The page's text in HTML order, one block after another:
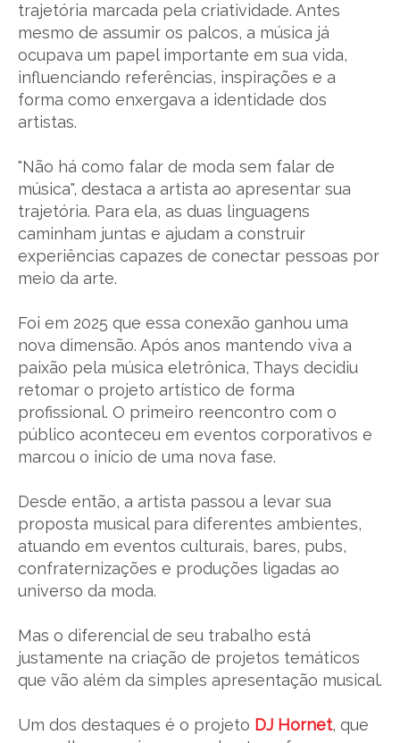
trajetória marcada pela criatividade. Antes
mesmo de assumir os palcos, a música já
ocupava um papel importante em sua vida,
influenciando referências, inspirações e a
forma como enxergava a identidade dos
artistas.
"Não há como falar de moda sem falar de
música", destaca a artista ao apresentar sua
trajetória. Para ela, as duas linguagens
caminham juntas e ajudam a construir
experiências capazes de conectar pessoas por
meio da arte.
Foi em 2025 que essa conexão ganhou uma
nova dimensão. Após anos mantendo viva a
paixão pela música eletrônica, Thays decidiu
retomar o projeto artístico de forma
profissional. O primeiro reencontro com o
público aconteceu em eventos corporativos e
marcou o início de uma nova fase.
Desde então, a artista passou a levar sua
proposta musical para diferentes ambientes,
atuando em eventos culturais, bares, pubs,
confraternizações e produções ligadas ao
universo da moda.
Mas o diferencial de seu trabalho está
justamente na criação de projetos temáticos
que vão além da simples apresentação musical.
Um dos destaques é o projeto DJ Hornet, que